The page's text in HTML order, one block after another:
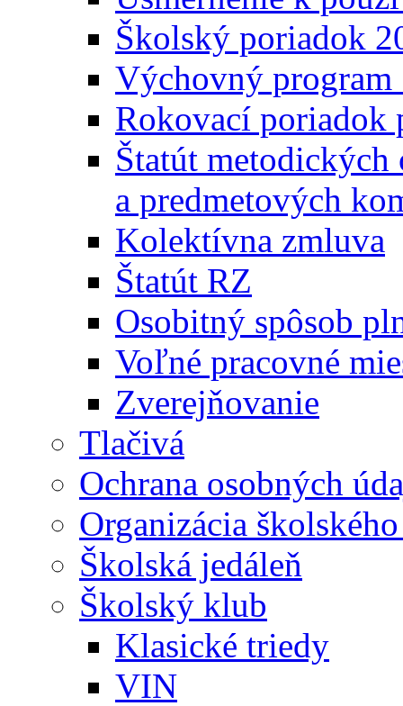
Školský poriadok
Výchovný
Rokovací poriadok
Štatút
a predmetových
Kolektívna zmluva
Štatút RZ
Osobitný spôsob
Voľné pracovné
Zverejňovanie
Tlačivá
Ochrana osobných
Organizácia
Školská jedáleň
Školský klub
Klasické triedy
VIN